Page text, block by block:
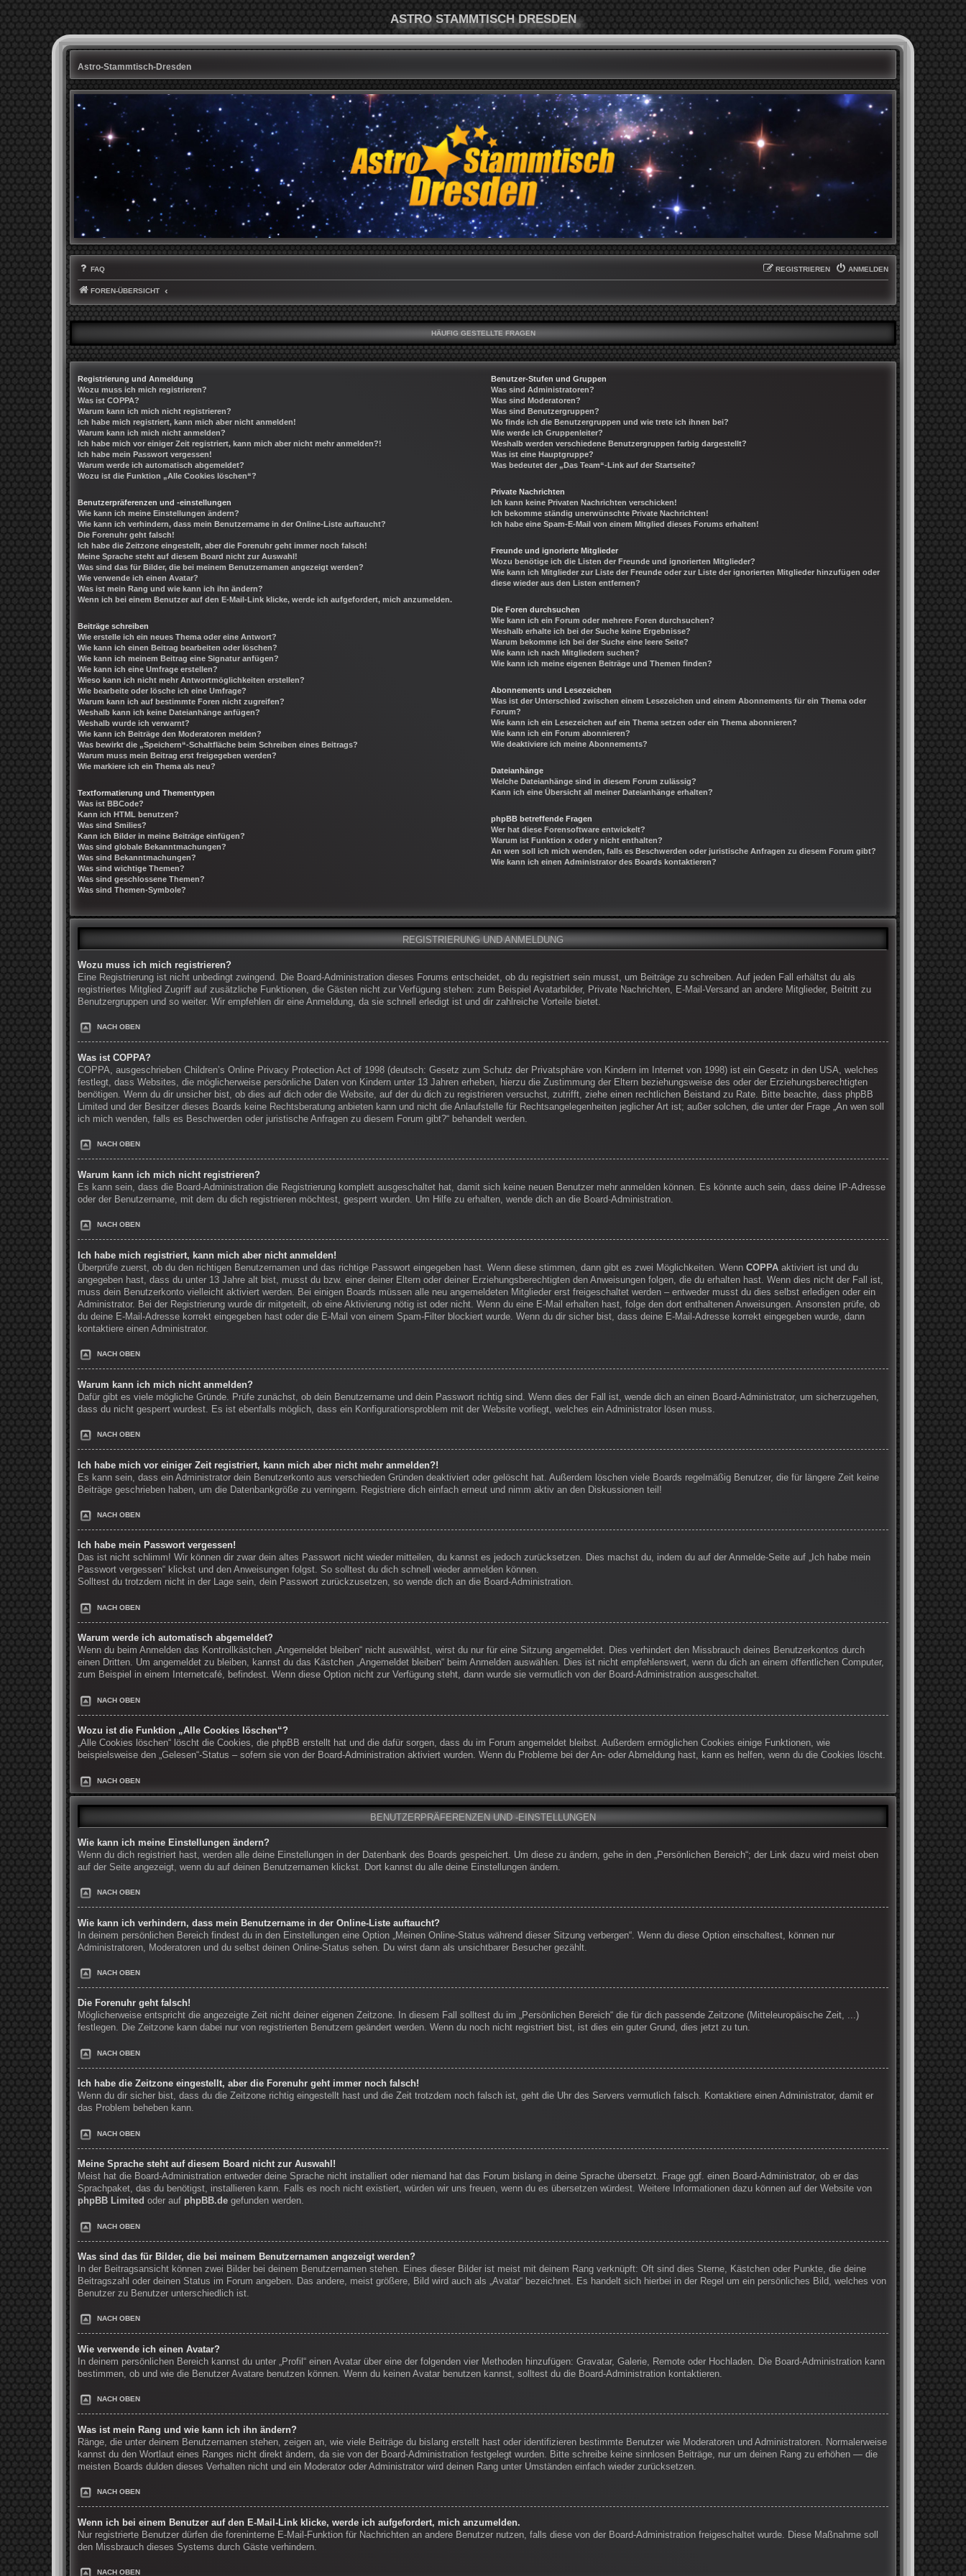
ASTRO STAMMTISCH DRESDEN
Astro-Stammtisch-Dresden
FAQ ANMELDEN
REGISTRIEREN
FOREN-ÜBERSICHT
HÄUFIG GESTELLTE FRAGEN
Registrierung und Anmeldung
Wozu muss ich mich registrieren?
Was ist COPPA?
Warum kann ich mich nicht registrieren?
Ich habe mich registriert, kann mich aber nicht anmelden!
Warum kann ich mich nicht anmelden?
Ich habe mich vor einiger Zeit registriert, kann mich aber nicht mehr anmelden?!
Ich habe mein Passwort vergessen!
Warum werde ich automatisch abgemeldet?
Wozu ist die Funktion „Alle Cookies löschen“?
Benutzerpräferenzen und -einstellungen
Wie kann ich meine Einstellungen ändern?
Wie kann ich verhindern, dass mein Benutzername in der Online-Liste auftaucht?
Die Forenuhr geht falsch!
Ich habe die Zeitzone eingestellt, aber die Forenuhr geht immer noch falsch!
Meine Sprache steht auf diesem Board nicht zur Auswahl!
Was sind das für Bilder, die bei meinem Benutzernamen angezeigt werden?
Wie verwende ich einen Avatar?
Was ist mein Rang und wie kann ich ihn ändern?
Wenn ich bei einem Benutzer auf den E-Mail-Link klicke, werde ich aufgefordert, mich anzumelden.
Beiträge schreiben
Wie erstelle ich ein neues Thema oder eine Antwort?
Wie kann ich einen Beitrag bearbeiten oder löschen?
Wie kann ich meinem Beitrag eine Signatur anfügen?
Wie kann ich eine Umfrage erstellen?
Wieso kann ich nicht mehr Antwortmöglichkeiten erstellen?
Wie bearbeite oder lösche ich eine Umfrage?
Warum kann ich auf bestimmte Foren nicht zugreifen?
Weshalb kann ich keine Dateianhänge anfügen?
Weshalb wurde ich verwarnt?
Wie kann ich Beiträge den Moderatoren melden?
Was bewirkt die „Speichern“-Schaltfläche beim Schreiben eines Beitrags?
Warum muss mein Beitrag erst freigegeben werden?
Wie markiere ich ein Thema als neu?
Textformatierung und Thementypen
Was ist BBCode?
Kann ich HTML benutzen?
Was sind Smilies?
Kann ich Bilder in meine Beiträge einfügen?
Was sind globale Bekanntmachungen?
Was sind Bekanntmachungen?
Was sind wichtige Themen?
Was sind geschlossene Themen?
Was sind Themen-Symbole?
Benutzer-Stufen und Gruppen
Was sind Administratoren?
Was sind Moderatoren?
Was sind Benutzergruppen?
Wo finde ich die Benutzergruppen und wie trete ich ihnen bei?
Wie werde ich Gruppenleiter?
Weshalb werden verschiedene Benutzergruppen farbig dargestellt?
Was ist eine Hauptgruppe?
Was bedeutet der „Das Team“-Link auf der Startseite?
Private Nachrichten
Ich kann keine Privaten Nachrichten verschicken!
Ich bekomme ständig unerwünschte Private Nachrichten!
Ich habe eine Spam-E-Mail von einem Mitglied dieses Forums erhalten!
Freunde und ignorierte Mitglieder
Wozu benötige ich die Listen der Freunde und ignorierten Mitglieder?
Wie kann ich Mitglieder zur Liste der Freunde oder zur Liste der ignorierten Mitglieder hinzufügen oder
diese wieder aus den Listen entfernen?
Die Foren durchsuchen
Wie kann ich ein Forum oder mehrere Foren durchsuchen?
Weshalb erhalte ich bei der Suche keine Ergebnisse?
Warum bekomme ich bei der Suche eine leere Seite?
Wie kann ich nach Mitgliedern suchen?
Wie kann ich meine eigenen Beiträge und Themen finden?
Abonnements und Lesezeichen
Was ist der Unterschied zwischen einem Lesezeichen und einem Abonnements für ein Thema oder
Forum?
Wie kann ich ein Lesezeichen auf ein Thema setzen oder ein Thema abonnieren?
Wie kann ich ein Forum abonnieren?
Wie deaktiviere ich meine Abonnements?
Dateianhänge
Welche Dateianhänge sind in diesem Forum zulässig?
Kann ich eine Übersicht all meiner Dateianhänge erhalten?
phpBB betreffende Fragen
Wer hat diese Forensoftware entwickelt?
Warum ist Funktion x oder y nicht enthalten?
An wen soll ich mich wenden, falls es Beschwerden oder juristische Anfragen zu diesem Forum gibt?
Wie kann ich einen Administrator des Boards kontaktieren?
REGISTRIERUNG UND ANMELDUNG
Wozu muss ich mich registrieren?
Eine Registrierung ist nicht unbedingt zwingend. Die Board-Administration dieses Forums entscheidet, ob du registriert sein musst, um Beiträge zu schreiben. Auf jeden Fall erhältst du als
registriertes Mitglied Zugriff auf zusätzliche Funktionen, die Gästen nicht zur Verfügung stehen: zum Beispiel Avatarbilder, Private Nachrichten, E-Mail-Versand an andere Mitglieder, Beitritt zu
Benutzergruppen und so weiter. Wir empfehlen dir eine Anmeldung, da sie schnell erledigt ist und dir zahlreiche Vorteile bietet.
NACH OBEN
Was ist COPPA?
COPPA, ausgeschrieben Children’s Online Privacy Protection Act of 1998 (deutsch: Gesetz zum Schutz der Privatsphäre von Kindern im Internet von 1998) ist ein Gesetz in den USA, welches
festlegt, dass Websites, die möglicherweise persönliche Daten von Kindern unter 13 Jahren erheben, hierzu die Zustimmung der Eltern beziehungsweise des oder der Erziehungsberechtigten
benötigen. Wenn du dir unsicher bist, ob dies auf dich oder die Website, auf der du dich zu registrieren versuchst, zutrifft, ziehe einen rechtlichen Beistand zu Rate. Bitte beachte, dass phpBB
Limited und der Besitzer dieses Boards keine Rechtsberatung anbieten kann und nicht die Anlaufstelle für Rechtsangelegenheiten jeglicher Art ist; außer solchen, die unter der Frage „An wen soll
ich mich wenden, falls es Beschwerden oder juristische Anfragen zu diesem Forum gibt?“ behandelt werden.
NACH OBEN
Warum kann ich mich nicht registrieren?
Es kann sein, dass die Board-Administration die Registrierung komplett ausgeschaltet hat, damit sich keine neuen Benutzer mehr anmelden können. Es könnte auch sein, dass deine IP-Adresse
oder der Benutzername, mit dem du dich registrieren möchtest, gesperrt wurden. Um Hilfe zu erhalten, wende dich an die Board-Administration.
NACH OBEN
Ich habe mich registriert, kann mich aber nicht anmelden!
Überprüfe zuerst, ob du den richtigen Benutzernamen und das richtige Passwort eingegeben hast. Wenn diese stimmen, dann gibt es zwei Möglichkeiten. Wenn COPPA aktiviert ist und du
angegeben hast, dass du unter 13 Jahre alt bist, musst du bzw. einer deiner Eltern oder deiner Erziehungsberechtigten den Anweisungen folgen, die du erhalten hast. Wenn dies nicht der Fall ist,
muss dein Benutzerkonto vielleicht aktiviert werden. Bei einigen Boards müssen alle neu angemeldeten Mitglieder erst freigeschaltet werden – entweder musst du dies selbst erledigen oder ein
Administrator. Bei der Registrierung wurde dir mitgeteilt, ob eine Aktivierung nötig ist oder nicht. Wenn du eine E-Mail erhalten hast, folge den dort enthaltenen Anweisungen. Ansonsten prüfe, ob
du deine E-Mail-Adresse korrekt eingegeben hast oder die E-Mail von einem Spam-Filter blockiert wurde. Wenn du dir sicher bist, dass deine E-Mail-Adresse korrekt eingegeben wurde, dann
kontaktiere einen Administrator.
NACH OBEN
Warum kann ich mich nicht anmelden?
Dafür gibt es viele mögliche Gründe. Prüfe zunächst, ob dein Benutzername und dein Passwort richtig sind. Wenn dies der Fall ist, wende dich an einen Board-Administrator, um sicherzugehen,
dass du nicht gesperrt wurdest. Es ist ebenfalls möglich, dass ein Konfigurationsproblem mit der Website vorliegt, welches ein Administrator lösen muss.
NACH OBEN
Ich habe mich vor einiger Zeit registriert, kann mich aber nicht mehr anmelden?!
Es kann sein, dass ein Administrator dein Benutzerkonto aus verschieden Gründen deaktiviert oder gelöscht hat. Außerdem löschen viele Boards regelmäßig Benutzer, die für längere Zeit keine
Beiträge geschrieben haben, um die Datenbankgröße zu verringern. Registriere dich einfach erneut und nimm aktiv an den Diskussionen teil!
NACH OBEN
Ich habe mein Passwort vergessen!
Das ist nicht schlimm! Wir können dir zwar dein altes Passwort nicht wieder mitteilen, du kannst es jedoch zurücksetzen. Dies machst du, indem du auf der Anmelde-Seite auf „Ich habe mein
Passwort vergessen“ klickst und den Anweisungen folgst. So solltest du dich schnell wieder anmelden können.
Solltest du trotzdem nicht in der Lage sein, dein Passwort zurückzusetzen, so wende dich an die Board-Administration.
NACH OBEN
Warum werde ich automatisch abgemeldet?
Wenn du beim Anmelden das Kontrollkästchen „Angemeldet bleiben“ nicht auswählst, wirst du nur für eine Sitzung angemeldet. Dies verhindert den Missbrauch deines Benutzerkontos durch
einen Dritten. Um angemeldet zu bleiben, kannst du das Kästchen „Angemeldet bleiben“ beim Anmelden auswählen. Dies ist nicht empfehlenswert, wenn du dich an einem öffentlichen Computer,
zum Beispiel in einem Internetcafé, befindest. Wenn diese Option nicht zur Verfügung steht, dann wurde sie vermutlich von der Board-Administration ausgeschaltet.
NACH OBEN
Wozu ist die Funktion „Alle Cookies löschen“?
„Alle Cookies löschen“ löscht die Cookies, die phpBB erstellt hat und die dafür sorgen, dass du im Forum angemeldet bleibst. Außerdem ermöglichen Cookies einige Funktionen, wie
beispielsweise den „Gelesen“-Status – sofern sie von der Board-Administration aktiviert wurden. Wenn du Probleme bei der An- oder Abmeldung hast, kann es helfen, wenn du die Cookies löscht.
NACH OBEN
BENUTZERPRÄFERENZEN UND -EINSTELLUNGEN
Wie kann ich meine Einstellungen ändern?
Wenn du dich registriert hast, werden alle deine Einstellungen in der Datenbank des Boards gespeichert. Um diese zu ändern, gehe in den „Persönlichen Bereich“; der Link dazu wird meist oben
auf der Seite angezeigt, wenn du auf deinen Benutzernamen klickst. Dort kannst du alle deine Einstellungen ändern.
NACH OBEN
Wie kann ich verhindern, dass mein Benutzername in der Online-Liste auftaucht?
In deinem persönlichen Bereich findest du in den Einstellungen eine Option „Meinen Online-Status während dieser Sitzung verbergen“. Wenn du diese Option einschaltest, können nur
Administratoren, Moderatoren und du selbst deinen Online-Status sehen. Du wirst dann als unsichtbarer Besucher gezählt.
NACH OBEN
Die Forenuhr geht falsch!
Möglicherweise entspricht die angezeigte Zeit nicht deiner eigenen Zeitzone. In diesem Fall solltest du im „Persönlichen Bereich“ die für dich passende Zeitzone (Mitteleuropäische Zeit, ...)
festlegen. Die Zeitzone kann dabei nur von registrierten Benutzern geändert werden. Wenn du noch nicht registriert bist, ist dies ein guter Grund, dies jetzt zu tun.
NACH OBEN
Ich habe die Zeitzone eingestellt, aber die Forenuhr geht immer noch falsch!
Wenn du dir sicher bist, dass du die Zeitzone richtig eingestellt hast und die Zeit trotzdem noch falsch ist, geht die Uhr des Servers vermutlich falsch. Kontaktiere einen Administrator, damit er
das Problem beheben kann.
NACH OBEN
Meine Sprache steht auf diesem Board nicht zur Auswahl!
Meist hat die Board-Administration entweder deine Sprache nicht installiert oder niemand hat das Forum bislang in deine Sprache übersetzt. Frage ggf. einen Board-Administrator, ob er das
Sprachpaket, das du benötigst, installieren kann. Falls es noch nicht existiert, würden wir uns freuen, wenn du es übersetzen würdest. Weitere Informationen dazu können auf der Website von
phpBB Limited oder auf phpBB.de gefunden werden.
NACH OBEN
Was sind das für Bilder, die bei meinem Benutzernamen angezeigt werden?
In der Beitragsansicht können zwei Bilder bei deinem Benutzernamen stehen. Eines dieser Bilder ist meist mit deinem Rang verknüpft: Oft sind dies Sterne, Kästchen oder Punkte, die deine
Beitragszahl oder deinen Status im Forum angeben. Das andere, meist größere, Bild wird auch als „Avatar“ bezeichnet. Es handelt sich hierbei in der Regel um ein persönliches Bild, welches von
Benutzer zu Benutzer unterschiedlich ist.
NACH OBEN
Wie verwende ich einen Avatar?
In deinem persönlichen Bereich kannst du unter „Profil“ einen Avatar über eine der folgenden vier Methoden hinzufügen: Gravatar, Galerie, Remote oder Hochladen. Die Board-Administration kann
bestimmen, ob und wie die Benutzer Avatare benutzen können. Wenn du keinen Avatar benutzen kannst, solltest du die Board-Administration kontaktieren.
NACH OBEN
Was ist mein Rang und wie kann ich ihn ändern?
Ränge, die unter deinem Benutzernamen stehen, zeigen an, wie viele Beiträge du bislang erstellt hast oder identifizieren bestimmte Benutzer wie Moderatoren und Administratoren. Normalerweise
kannst du den Wortlaut eines Ranges nicht direkt ändern, da sie von der Board-Administration festgelegt wurden. Bitte schreibe keine sinnlosen Beiträge, nur um deinen Rang zu erhöhen — die
meisten Boards dulden dieses Verhalten nicht und ein Moderator oder Administrator wird deinen Rang unter Umständen einfach wieder zurücksetzen.
NACH OBEN
Wenn ich bei einem Benutzer auf den E-Mail-Link klicke, werde ich aufgefordert, mich anzumelden.
Nur registrierte Benutzer dürfen die foreninterne E-Mail-Funktion für Nachrichten an andere Benutzer nutzen, falls diese von der Board-Administration freigeschaltet wurde. Diese Maßnahme soll
den Missbrauch dieses Systems durch Gäste verhindern.
NACH OBEN